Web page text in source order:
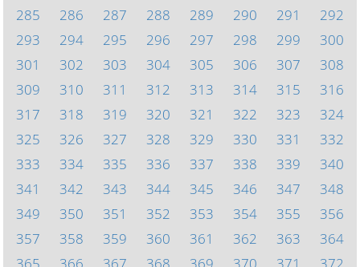
285
286 287 288 289 290 291
292
293
294 295 296 297 298 299
300
301
302 303 304 305 306 307
308
309
310 311 312 313 314 315
316
317
318 319 320 321 322 323
324
325
326 327 328 329 330 331
332
333
334 335 336 337 338 339
340
341
342 343 344 345 346 347
348
349
350 351 352 353 354 355
356
357
358 359 360 361 362 363
364